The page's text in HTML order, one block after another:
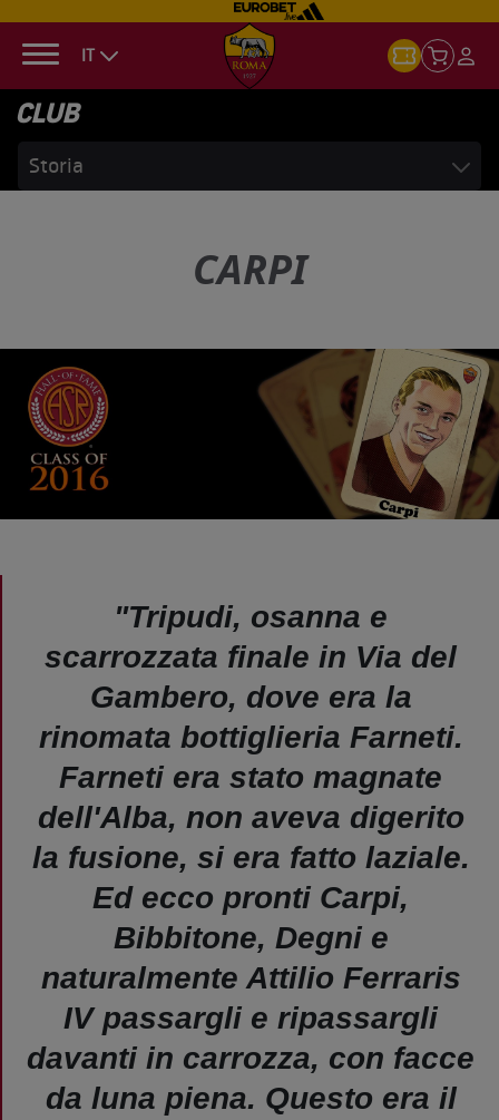
IT
CLUB
Storia
CARPI
"Tripudi, osanna e
scarrozzata finale in Via del
Gambero, dove era la
rinomata bottiglieria Farneti.
Farneti era stato magnate
dell'Alba, non aveva digerito
la fusione, si era fatto laziale.
Ed ecco pronti Carpi,
Bibbitone, Degni e
naturalmente Attilio Ferraris
IV passargli e ripassargli
davanti in carrozza, con facce
da luna piena. Questo era il